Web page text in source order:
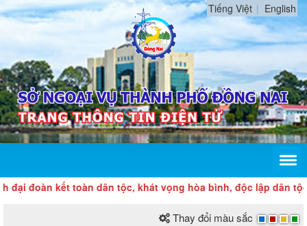
Tiếng Việt English
kết toàn dân tộc, khát vọng hòa bình, độc lập dân tộc và
Thay đổi màu sắc